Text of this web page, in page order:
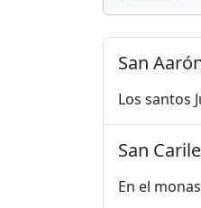
San
Los santos
San
En el